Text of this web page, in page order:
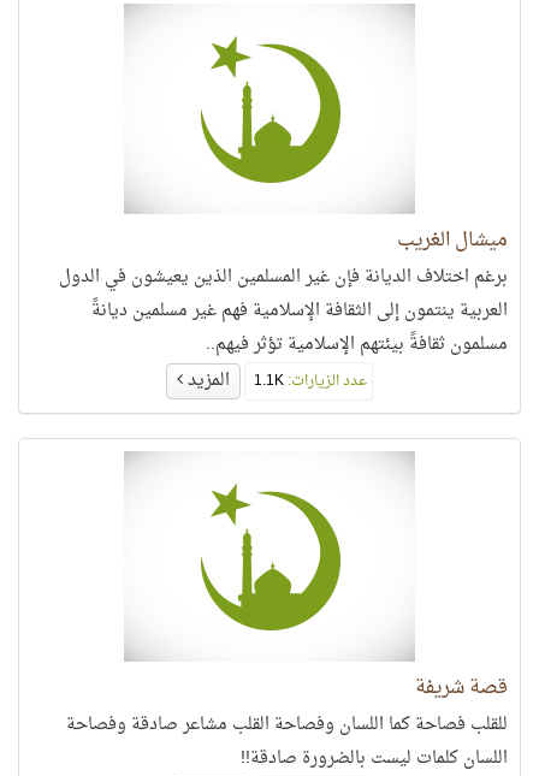
ميشال الغريب
برغم اختلاف الديانة فإن غير المسلمين الذين يعيشون في الدول
العربية ينتمون إلى الثقافة الإسلامية فهم غير مسلمين ديانةً
مسلمون ثقافةً بيئتهم الإسلامية تؤثر فيهم..
عدد الزيارات: المزيد
قصة شريفة
للقلب فصاحة كما اللسان وفصاحة القلب مشاعر صادقة وفصاحة
اللسان كلمات ليست بالضرورة صادقة!!